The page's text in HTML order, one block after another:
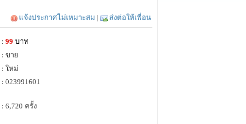
แจ้งประกาศไม่เหมาะสม | ส่งต่อให้เพื่อน
: 99 บาท
: ขาย
: ใหม่
: 023991601
: 6,720 ครั้ง